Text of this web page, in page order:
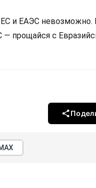
и ЕАЭС невозможно.
— прощайся с